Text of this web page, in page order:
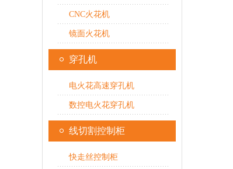
CNC火花机
镜面火花机
穿孔机
电火花高速穿孔机
数控电火花穿孔机
线切割控制柜
快走丝控制柜